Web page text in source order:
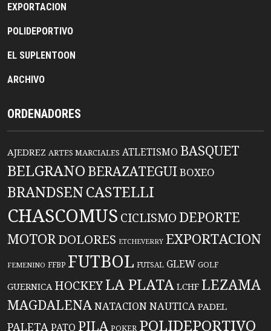
EXPORTACION
POLIDEPORTIVO
EL SUPLENTOON
ARCHIVO
ORDENADORES
AJEDREZ ARTES MARCIALES ATLETISMO BASQUET
BELGRANO BERAZATEGUIBOXEO
BRANDSENCASTELLI
CHASCOMUS CICLISMO DEPORTE
MOTORDOLORES ETCHEVERRY EXPORTACION
FEMENINO FFBP FUTBOL FUTSAL GLEW GOLF
GUERNICA HOCKEYLA PLATA LCHF LEZAMA
MAGDALENANATACIONNAUTICA PADEL
PALETAPATO PILA POKER POLIDEPORTIVO